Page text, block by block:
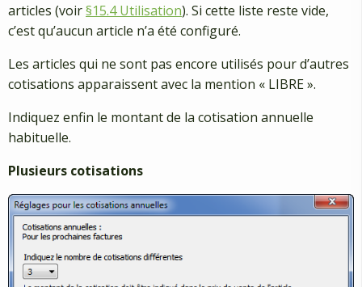
articles (voir§15.4 Utilisation). Si cette liste reste vide,
c’est qu’aucun article n’a été configuré.
Les articles qui ne sont pas encore utilisés pour d’autres
cotisations apparaissent avec la mention « LIBRE ».
Indiquez enfin le montant de la cotisation annuelle
habituelle.
Plusieurs cotisations